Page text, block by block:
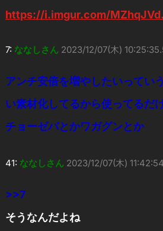
https://i.imgur.com/
7: ななしさん 2023/12/07(木)
アンチ安倍を増やしたいってい
い素材化してるから使ってるだ
チョーゼバとかワガグンとか
41: ななしさん 2023/12/07(木)
>>7
そうなんだよね